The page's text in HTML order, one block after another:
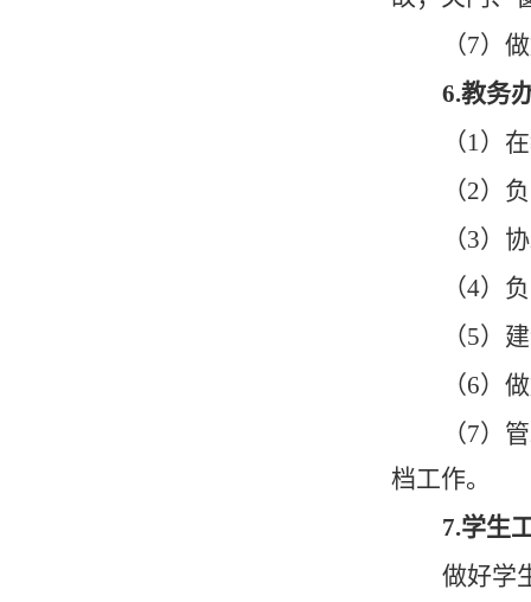
（7）
6.教务
（1）
（2）
（3）
（4）
（5）
（6）
（7）
档工作。
7.学生
做好学